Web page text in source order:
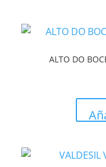
ALTO DO